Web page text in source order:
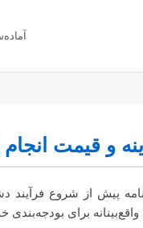
و قیمت انجام
پیش از شروع
برای بودجه‌بندی